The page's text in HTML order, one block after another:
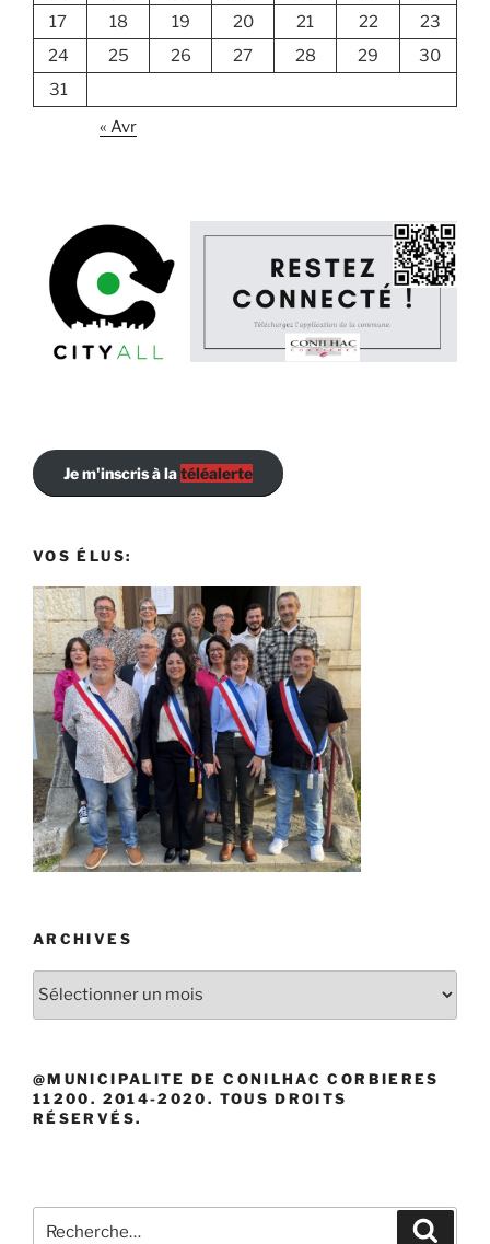
17
18 19 20 21 22
23
24
25 26 27 28 29
30
31
« Avr
Je m'inscris à latéléalerte
VOS ÉLUS:
ARCHIVES
@MUNICIPALITE DE CONILHAC CORBIERES
11200. 2014-2020. TOUS DROITS
RÉSERVÉS.